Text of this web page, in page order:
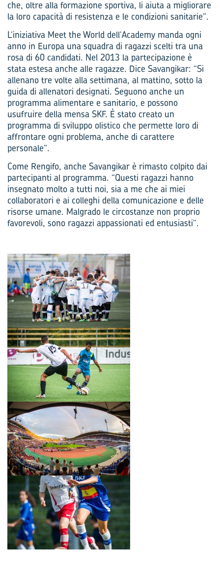
che, oltre alla formazione sportiva, li aiuta a migliorare
la loro capacità di resistenza e le condizioni sanitarie”.
L’iniziativa Meet the World dell’Academy manda ogni
anno in Europa una squadra di ragazzi scelti tra una
rosa di 60 candidati. Nel 2013 la partecipazione è
stata estesa anche alle ragazze. Dice Savangikar: “Si
allenano tre volte alla settimana, al mattino, sotto la
guida di allenatori designati. Seguono anche un
programma alimentare e sanitario, e possono
usufruire della mensa SKF. È stato creato un
programma di sviluppo olistico che permette loro di
affrontare ogni problema, anche di carattere
personale”.
Come Rengifo, anche Savangikar è rimasto colpito dai
partecipanti al programma. “Questi ragazzi hanno
insegnato molto a tutti noi, sia a me che ai miei
collaboratori e ai colleghi della comunicazione e delle
risorse umane. Malgrado le circostanze non proprio
favorevoli, sono ragazzi appassionati ed entusiasti”.